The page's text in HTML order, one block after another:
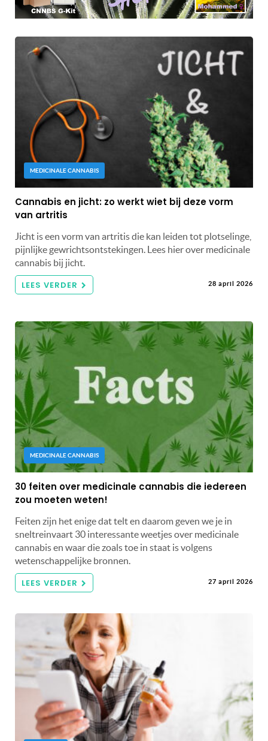
MEDICINALE CANNABIS
Cannabis en jicht: zo werkt wiet bij deze vorm
van artritis
Jicht is een vorm van artritis die kan leiden tot plotselinge,
pijnlijke gewrichtsontstekingen. Lees hier over medicinale
cannabis bij jicht.
LEES VERDER 28 april 2026
MEDICINALE CANNABIS
30 feiten over medicinale cannabis die iedereen
zou moeten weten!
Feiten zijn het enige dat telt en daarom geven we je in
sneltreinvaart 30 interessante weetjes over medicinale
cannabis en waar die zoals toe in staat is volgens
wetenschappelijke bronnen.
LEES VERDER 27 april 2026